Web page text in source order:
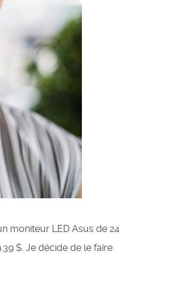
moniteur LED Asus de 24
$. Je décide de le faire